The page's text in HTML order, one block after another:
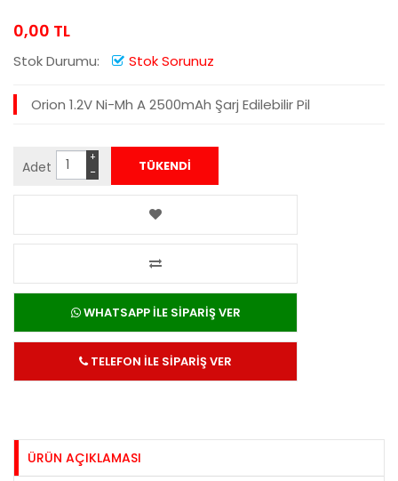
0,00 TL
Stok Durumu: Stok Sorunuz
Orion 1.2V Ni-Mh A 2500mAh Şarj Edilebilir Pil
Adet −
+
WHATSAPP İLE SİPARİŞ VER
TELEFON İLE SİPARİŞ VER
ÜRÜN AÇIKLAMASI